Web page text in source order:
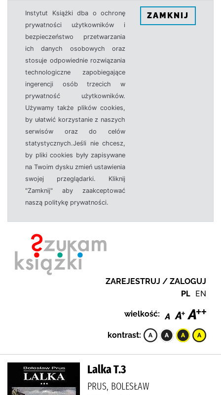
Instytut Książki dba o ochronę
prywatności użytkowników i
bezpieczeństwo przetwarzania
ich danych osobowych oraz
stosuje odpowiednie rozwiązania
technologiczne zapobiegające
ingerencji osób trzecich w
prywatność użytkowników.
Używamy także plików cookies,
by ułatwić korzystanie z naszych
serwisów oraz do celów
statystycznych.Jeśli nie chcesz,
by pliki cookies były zapisywane
na Twoim dysku zmień ustawienia
swojej przeglądarki. Kliknij
"Zamknij" aby zaakceptować
naszą politykę prywatności.
ZAMKNIJ
ZAREJESTRUJ / ZALOGUJ
PL EN
wielkość:
kontrast:
Lalka T.3
PRUS, BOLESŁAW